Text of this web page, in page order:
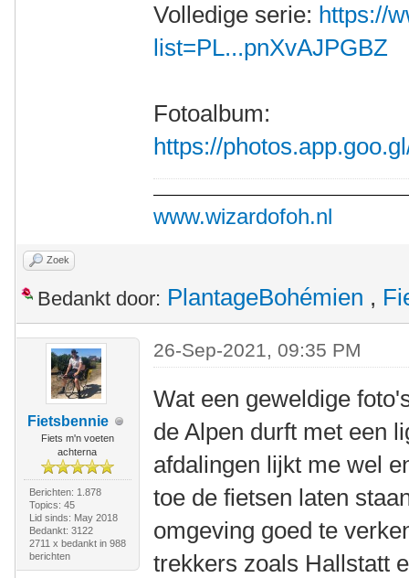
Volledige serie: https://
list=PL...pnXvAJPGBZ
Fotoalbum:
https://
www.wizardofoh.nl
Zoek
Bedankt door: PlantageBohémien ,
Fietsbennie
Fiets m'n voeten
achterna
Berichten: 1.878
Topics: 45
Lid sinds: May 2018
Bedankt: 3122
2711 x bedankt in 988
berichten
26-Sep-2021, 09:35 PM
Wat een geweldige
de Alpen durft met een
afdalingen lijkt me wel
toe de fietsen laten
omgeving goed te
trekkers zoals Hallstatt